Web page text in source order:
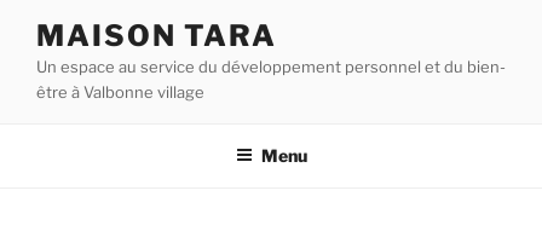
contenu
principal
MAISON TARA
Un espace au service du développement personnel et du bien-
être à Valbonne village
Menu